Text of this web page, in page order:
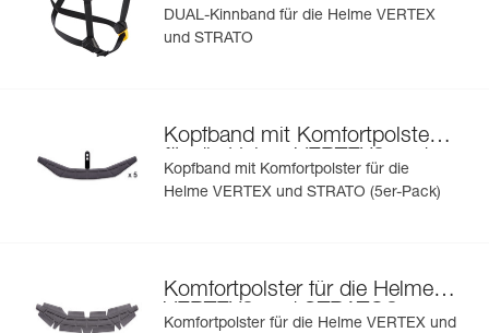
VERTEX
und STRATO
DUAL-Kinnband für die Helme VERTEX
und STRATO
Kopfband mit Komfortpolster
für die Helme VERTEX
und
STRATO®
Kopfband mit Komfortpolster für die
Helme VERTEX und STRATO (5er-Pack)
Komfortpolster für die Helme
VERTEX und STRATO
Komfortpolster für die Helme VERTEX und